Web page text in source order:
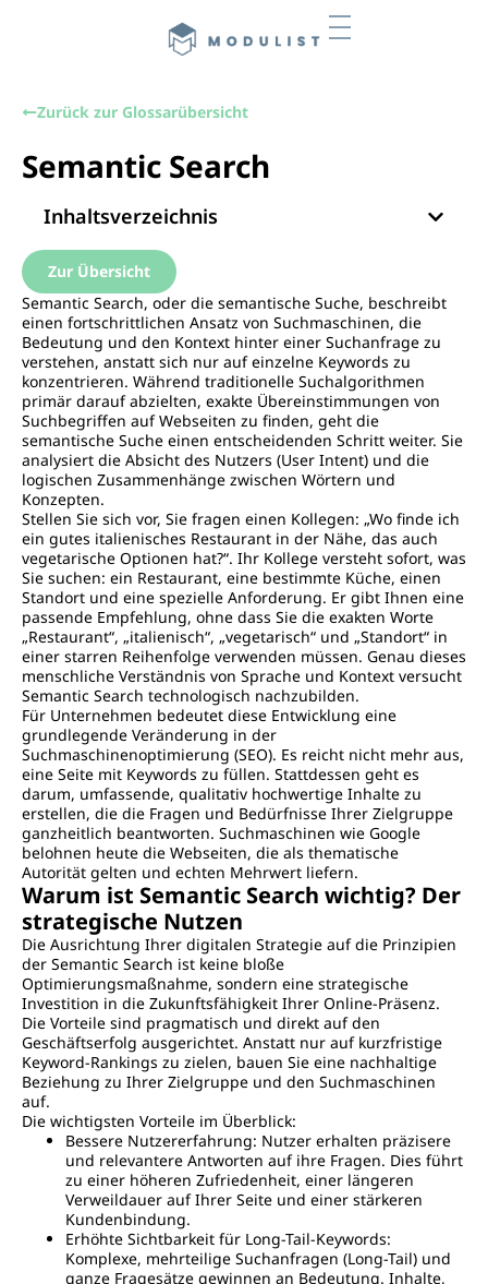
Zurück zur Glossarübersicht
Semantic Search
Inhaltsverzeichnis
Zur Übersicht
Semantic Search, oder die semantische Suche, beschreibt
einen fortschrittlichen Ansatz von Suchmaschinen, die
Bedeutung und den Kontext hinter einer Suchanfrage zu
verstehen, anstatt sich nur auf einzelne Keywords zu
konzentrieren. Während traditionelle Suchalgorithmen
primär darauf abzielten, exakte Übereinstimmungen von
Suchbegriffen auf Webseiten zu finden, geht die
semantische Suche einen entscheidenden Schritt weiter. Sie
analysiert die Absicht des Nutzers (User Intent) und die
logischen Zusammenhänge zwischen Wörtern und
Konzepten.
Stellen Sie sich vor, Sie fragen einen Kollegen: „Wo finde ich
ein gutes italienisches Restaurant in der Nähe, das auch
vegetarische Optionen hat?“. Ihr Kollege versteht sofort, was
Sie suchen: ein Restaurant, eine bestimmte Küche, einen
Standort und eine spezielle Anforderung. Er gibt Ihnen eine
passende Empfehlung, ohne dass Sie die exakten Worte
„Restaurant“, „italienisch“, „vegetarisch“ und „Standort“ in
einer starren Reihenfolge verwenden müssen. Genau dieses
menschliche Verständnis von Sprache und Kontext versucht
Semantic Search technologisch nachzubilden.
Für Unternehmen bedeutet diese Entwicklung eine
grundlegende Veränderung in der
Suchmaschinenoptimierung (SEO). Es reicht nicht mehr aus,
eine Seite mit Keywords zu füllen. Stattdessen geht es
darum, umfassende, qualitativ hochwertige Inhalte zu
erstellen, die die Fragen und Bedürfnisse Ihrer Zielgruppe
ganzheitlich beantworten. Suchmaschinen wie Google
belohnen heute die Webseiten, die als thematische
Autorität gelten und echten Mehrwert liefern.
Warum ist Semantic Search wichtig? Der
strategische Nutzen
Die Ausrichtung Ihrer digitalen Strategie auf die Prinzipien
der Semantic Search ist keine bloße
Optimierungsmaßnahme, sondern eine strategische
Investition in die Zukunftsfähigkeit Ihrer Online-Präsenz.
Die Vorteile sind pragmatisch und direkt auf den
Geschäftserfolg ausgerichtet. Anstatt nur auf kurzfristige
Keyword-Rankings zu zielen, bauen Sie eine nachhaltige
Beziehung zu Ihrer Zielgruppe und den Suchmaschinen
auf.
Die wichtigsten Vorteile im Überblick:
Bessere Nutzererfahrung: Nutzer erhalten präzisere
und relevantere Antworten auf ihre Fragen. Dies führt
zu einer höheren Zufriedenheit, einer längeren
Verweildauer auf Ihrer Seite und einer stärkeren
Kundenbindung.
Erhöhte Sichtbarkeit für Long-Tail-Keywords:
Komplexe, mehrteilige Suchanfragen (Long-Tail) und
ganze Fragesätze gewinnen an Bedeutung. Inhalte,